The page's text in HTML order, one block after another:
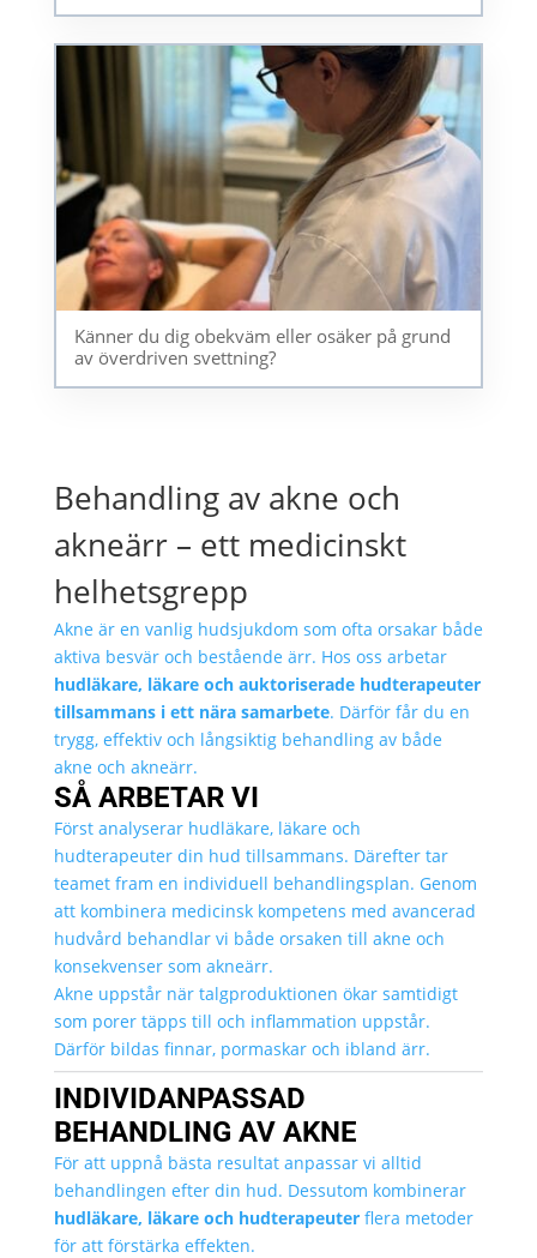
Känner du dig obekväm eller osäker på grund
av överdriven svettning?
Behandling av akne och
akneärr – ett medicinskt
helhetsgrepp
Akne är en vanlig hudsjukdom som ofta orsakar både
aktiva besvär och bestående ärr. Hos oss arbetar
hudläkare, läkare och auktoriserade hudterapeuter
tillsammans i ett nära samarbete. Därför får du en
trygg, effektiv och långsiktig behandling av både
akne och akneärr.
SÅ ARBETAR VI
Först analyserar hudläkare, läkare och
hudterapeuter din hud tillsammans. Därefter tar
teamet fram en individuell behandlingsplan. Genom
att kombinera medicinsk kompetens med avancerad
hudvård behandlar vi både orsaken till akne och
konsekvenser som akneärr.
Akne uppstår när talgproduktionen ökar samtidigt
som porer täpps till och inflammation uppstår.
Därför bildas finnar, pormaskar och ibland ärr.
INDIVIDANPASSAD
BEHANDLING AV AKNE
För att uppnå bästa resultat anpassar vi alltid
behandlingen efter din hud. Dessutom kombinerar
hudläkare, läkare och hudterapeuterflera metoder
för att förstärka effekten.